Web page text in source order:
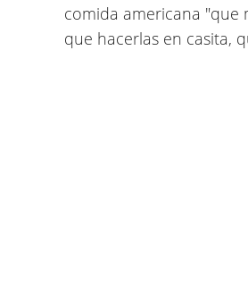
comida americana "que
que hacerlas en casita,